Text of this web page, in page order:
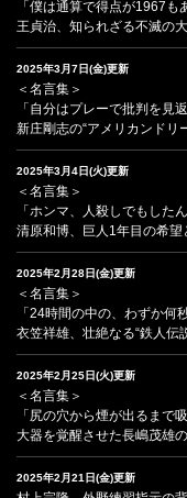
「僕は通算で得点が1967も
王貞治、知られざる不滅の
2025年3月7日(金)更新
＜名言集＞
「自分はプレーで批判を見返
新庄剛志の“アメリカンドリ
2025年3月4日(火)更新
＜名言集＞
「ホンマ、人殺しでもしたん
清原和博、巨人1年目の希望
2025年2月28日(金)更新
＜名言集＞
「24時間の中の、わずか何秒
衣笠祥雄、壮絶なる“鉄人伝
2025年2月25日(火)更新
＜名言集＞
「尻の穴から煙が出るまで吸
大器を覚醒させた長嶋茂雄
2025年2月21日(金)更新